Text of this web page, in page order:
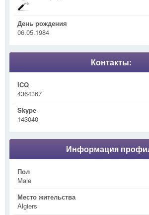
День рождения
06.05.1984
Контакты:
ICQ
4364367
Skype
143040
Информация
Пол
Male
Место жительства
Algiers